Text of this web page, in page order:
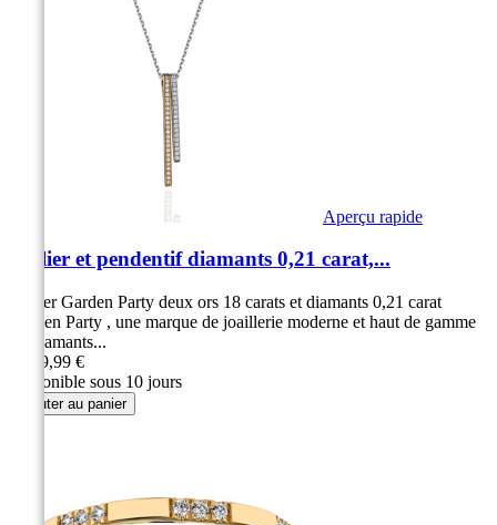
Aperçu rapide
Collier et pendentif diamants 0,21 carat,...
Collier Garden Party deux ors 18 carats et diamants 0,21 carat
Garden Party , une marque de joaillerie moderne et haut de gamme
43 diamants...
1 899,99 €
Disponible sous 10 jours
Ajouter au panier